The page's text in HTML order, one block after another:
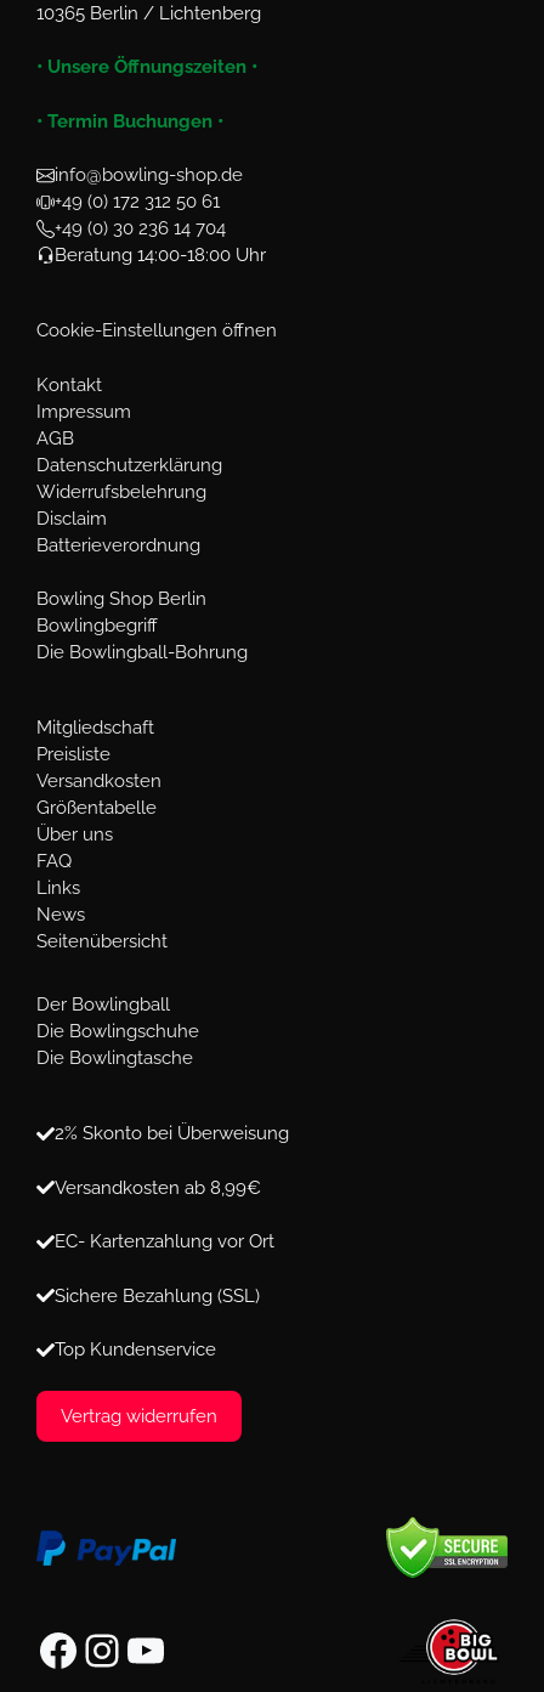
10365 Berlin / Lichtenberg
• Unsere Öffnungszeiten •
• Termin Buchungen •
info@bowling-shop.de
+49 (0) 172 312 50 61
+49 (0) 30 236 14 704
Beratung 14:00-18:00 Uhr
Cookie-Einstellungen öffnen
Kontakt
Impressum
AGB
Datenschutzerklärung
Widerrufsbelehrung
Disclaim
Batterieverordnung
Bowling Shop Berlin
Bowlingbegriff
Die Bowlingball-Bohrung
Mitgliedschaft
Preisliste
Versandkosten
Größentabelle
Über uns
FAQ
Links
News
Seitenübersicht
Der Bowlingball
Die Bowlingschuhe
Die Bowlingtasche
2% Skonto bei Überweisung
Versandkosten ab 8,99€
EC- Kartenzahlung vor Ort
Sichere Bezahlung (SSL)
Top Kundenservice
Vertrag widerrufen
Facebook
Instagram
YouTube